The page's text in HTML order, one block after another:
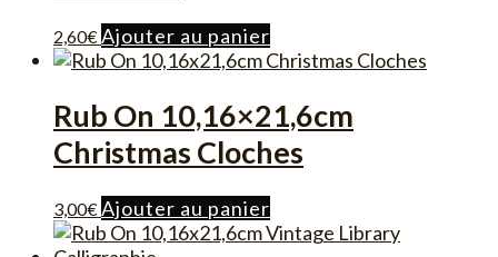
2,60€Ajouter au panier
Rub On 10,16×21,6cm
Christmas Cloches
3,00€ Ajouter au panier